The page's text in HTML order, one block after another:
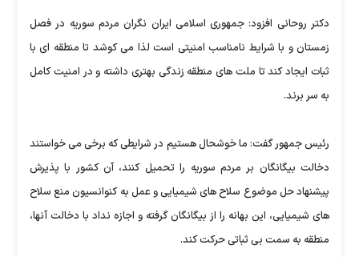
دکتر روحانی افزود: جمهوری اسلامی ایران نگران مردم سوریه در فصل
زمستان و با شرایط نامناسب امنیتی است لذا می کوشد تا منطقه ای با
ثبات ایجاد کند تا ملت های منطقه زندگی بهتری داشته و در امنیت کامل
به سر برند.
رئیس جمهور گفت: ما خوشحال هستیم در شرایطی که برخی می خواستند
دخالت بیگانگان بر مردم سوریه را تحمیل کنند، آن کشور با پذیرش
پیشنهاد حل موضوع سلاح های شیمیایی و عمل به کنوانسیون منع سلاح
های شیمیایی، این بهانه را از بیگانگان گرفته و اجازه نداد با دخالت آنها،
منطقه به سمت بی ثباتی حرکت کند.